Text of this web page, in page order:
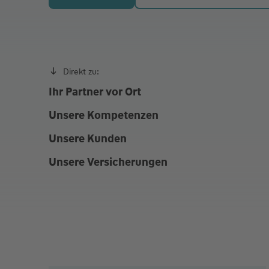
Direkt zu:
Ihr Partner vor Ort
Unsere Kompetenzen
Unsere Kunden
Unsere Versicherungen